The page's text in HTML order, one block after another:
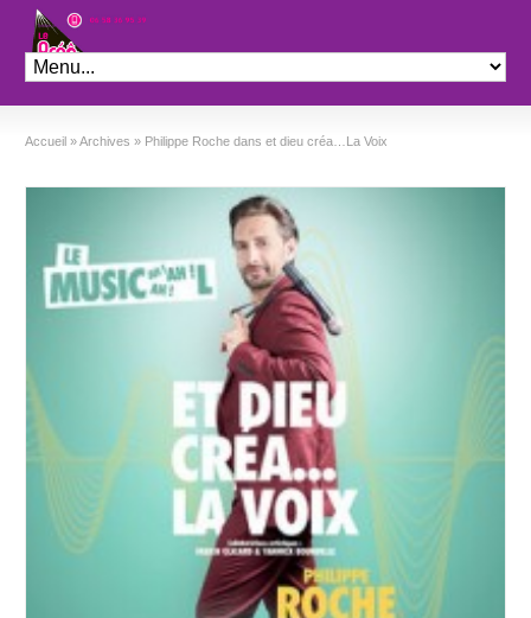
Théâtre le Préo
Accueil »Archives » Philippe Roche dans et dieu créa…La Voix